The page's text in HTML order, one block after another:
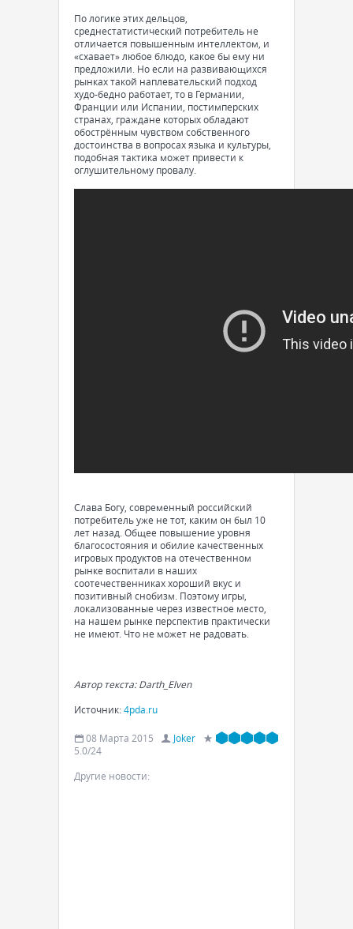
По логике этих дельцов,
среднестатистический потребитель не
отличается повышенным интеллектом, и
«схавает» любое блюдо, какое бы ему ни
предложили. Но если на развивающихся
рынках такой наплевательский подход
худо-бедно работает, то в Германии,
Франции или Испании, постимперских
странах, граждане которых обладают
обострённым чувством собственного
достоинства в вопросах языка и культуры,
подобная тактика может привести к
оглушительному провалу.
Слава Богу, современный российский
потребитель уже не тот, каким он был 10
лет назад. Общее повышение уровня
благосостояния и обилие качественных
игровых продуктов на отечественном
рынке воспитали в наших
соотечественниках хороший вкус и
позитивный снобизм. Поэтому игры,
локализованные через известное место,
на нашем рынке перспектив практически
не имеют. Что не может не радовать.
Автор текста: Darth_Elven
Источник:4pda.ru
08 Марта 2015
Joker
5.0/24
Другие новости: